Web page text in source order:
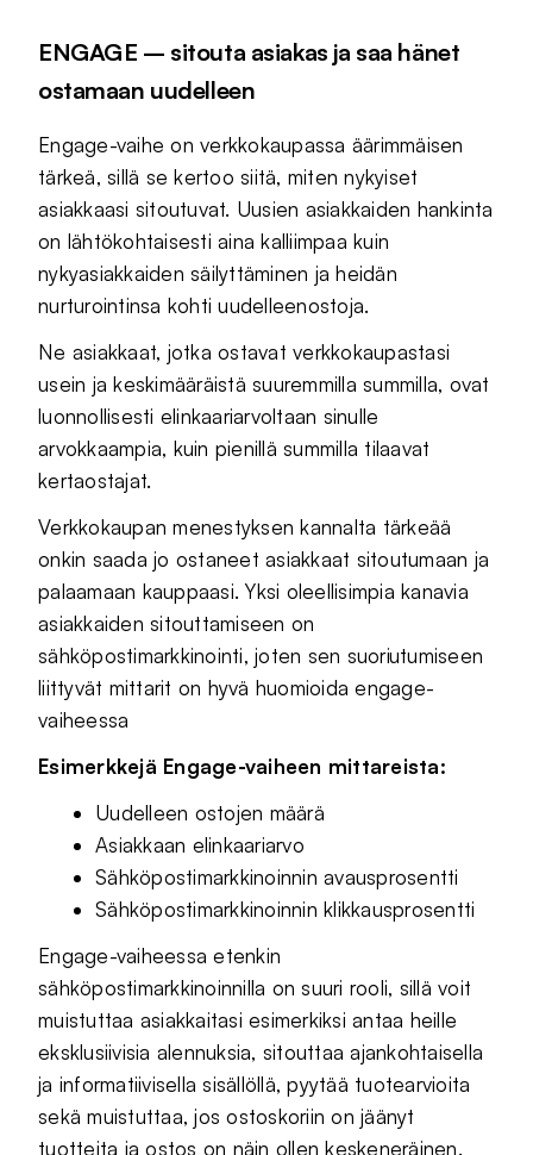
ENGAGE – sitouta asiakas ja saa hänet
ostamaan uudelleen
Engage-vaihe on verkkokaupassa äärimmäisen
tärkeä, sillä se kertoo siitä, miten nykyiset
asiakkaasi sitoutuvat. Uusien asiakkaiden hankinta
on lähtökohtaisesti aina kalliimpaa kuin
nykyasiakkaiden säilyttäminen ja heidän
nurturointinsa kohti uudelleenostoja.
Ne asiakkaat, jotka ostavat verkkokaupastasi
usein ja keskimääräistä suuremmilla summilla, ovat
luonnollisesti elinkaariarvoltaan sinulle
arvokkaampia, kuin pienillä summilla tilaavat
kertaostajat.
Verkkokaupan menestyksen kannalta tärkeää
onkin saada jo ostaneet asiakkaat sitoutumaan ja
palaamaan kauppaasi. Yksi oleellisimpia kanavia
asiakkaiden sitouttamiseen on
sähköpostimarkkinointi, joten sen suoriutumiseen
liittyvät mittarit on hyvä huomioida engage-
vaiheessa
Esimerkkejä Engage-vaiheen mittareista:
Uudelleen ostojen määrä
Asiakkaan elinkaariarvo
Sähköpostimarkkinoinnin avausprosentti
Sähköpostimarkkinoinnin klikkausprosentti
Engage-vaiheessa etenkin
sähköpostimarkkinoinnilla on suuri rooli, sillä voit
muistuttaa asiakkaitasi esimerkiksi antaa heille
eksklusiivisia alennuksia, sitouttaa ajankohtaisella
ja informatiivisella sisällöllä, pyytää tuotearvioita
sekä muistuttaa, jos ostoskoriin on jäänyt
tuotteita ja ostos on näin ollen keskeneräinen.